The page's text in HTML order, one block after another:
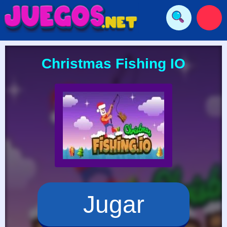
Christmas Fishing IO
Jugar